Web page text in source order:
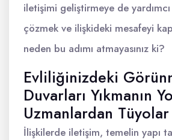
iletişimi geliştirmeye de
çözmek ve ilişkideki mesafeyi
neden bu adımı atmayasınız ki?
Evliliğinizdeki
Duvarları Yıkmanın
Uzmanlardan Tüyolar
İlişkilerde iletişim, temelin yapı